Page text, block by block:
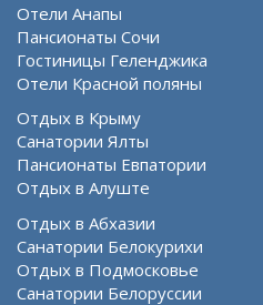
Отели Анапы
Пансионаты Сочи
Гостиницы Геленджика
Отели Красной поляны
Отдых в Крыму
Санатории Ялты
Пансионаты Евпатории
Отдых в Алуште
Отдых в Абхазии
Санатории Белокурихи
Отдых в Подмосковье
Санатории Белоруссии